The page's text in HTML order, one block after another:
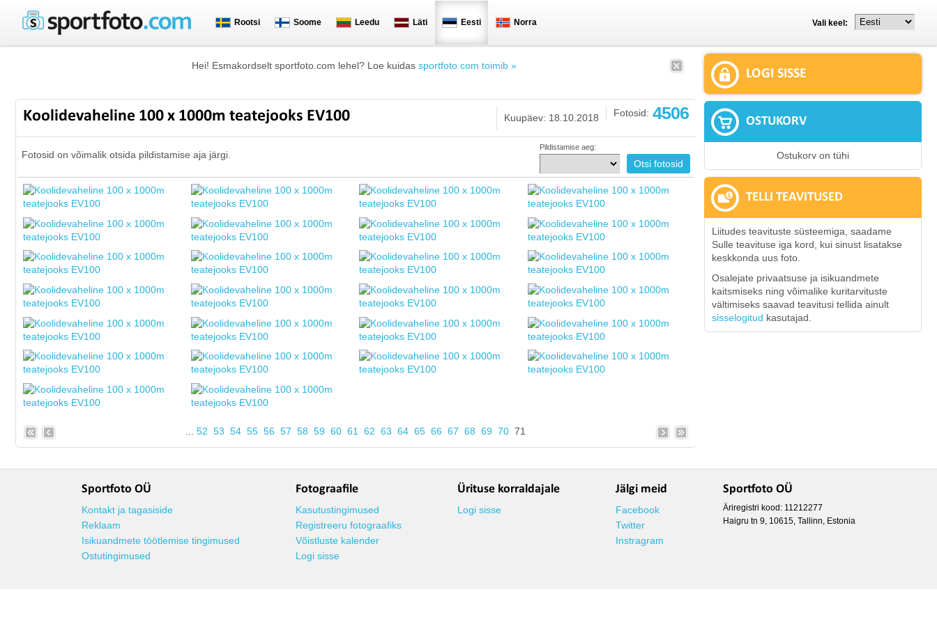
Rootsi Soome Leedu Läti Eesti Norra Vali keel:
Hei! Esmakordselt sportfoto.com lehel? Loe kuidas sportfoto.com toimib »
Koolidevaheline 100 x 1000m teatejooks EV100 Fotosid: 4506
Kuupäev: 18.10.2018
Fotosid on võimalik otsida pildistamise aja järgi.
Pildistamise aeg:
...52 53 54 55 56 57 58 59 60 61 62 63 64 65 66 67 68 69 70 71
LOGI SISSE
OSTUKORV
Ostukorv on tühi
TELLI TEAVITUSED
Liitudes teavituste süsteemiga, saadame
Sulle teavituse iga kord, kui sinust lisatakse
keskkonda uus foto.
Osalejate privaatsuse ja isikuandmete
kaitsmiseks ning võimalike kuritarvituste
vältimiseks saavad teavitusi tellida ainult
sisselogitud kasutajad.
Sportfoto OÜ
Kontakt ja tagasiside
Reklaam
Isikuandmete töötlemise tingimused
Ostutingimused
Fotograafile
Kasutustingimused
Registreeru fotograafiks
Võistluste kalender
Logi sisse
Ürituse korraldajale
Logi sisse
Jälgi meid
Facebook
Twitter
Instragram
Sportfoto OÜ
Äriregistri kood: 11212277
Haigru tn 9, 10615, Tallinn, Estonia